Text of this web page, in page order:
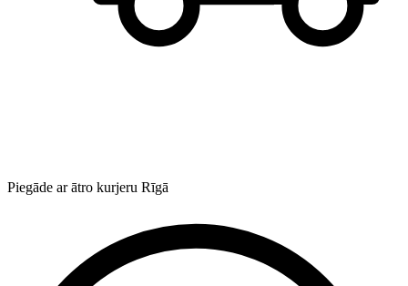
Piegāde ar ātro kurjeru Rīgā